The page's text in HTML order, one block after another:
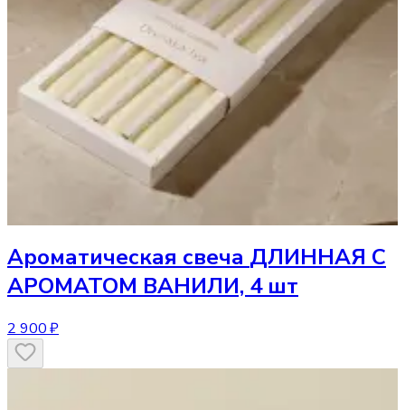
Ароматическая свеча ДЛИННАЯ С
АРОМАТОМ ВАНИЛИ, 4 шт
2 900 ₽